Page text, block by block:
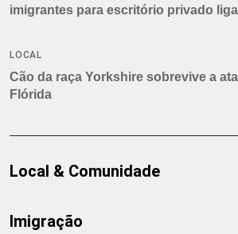
imigrantes para escritório privado
LOCAL
Cão da raça Yorkshire sobrevive a
Flórida
Local & Comunidade
Imigração